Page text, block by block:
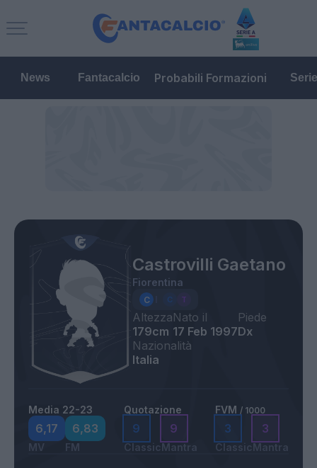
News Fantacalcio Probabili Formazioni
Castrovilli Gaetano
Fiorentina
Altezza
179cm
Nato il
17 Feb 1997
Piede
Dx
Nazionalità
Italia
Media 22-23
6,17
MV
6,83
FM
Quotazione
9
Classic
9
Mantra
FVM / 1000
3
Classic
3
Mantra